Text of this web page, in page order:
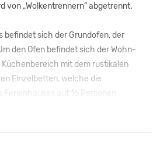
von „Wolkentrennern“ abgetrennt.
befindet sich der Grundofen, der
den Ofen befindet sich der Wohn-
Küchenbereich mit dem rustikalen
Einzelbetten, welche die
auf 16 Personen
eine Filterkaffeemaschine